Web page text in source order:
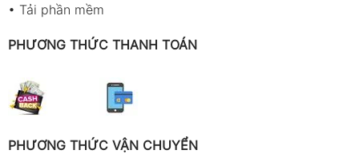
• Tải phần mềm
PHƯƠNG THỨC THANH TOÁN
PHƯƠNG THỨC VẬN CHUYỂN